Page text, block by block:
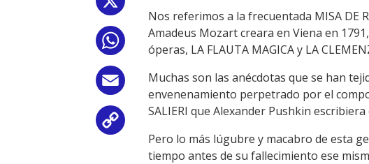
WhatsApp
Email
Link
Nos referimos a la frecuentada MISA DE
Amadeus Mozart creara en Viena en
óperas, LA FLAUTA MAGICA y LA
Muchas son las anécdotas que se han
envenenamiento perpetrado por el
SALIERI que Alexander Pushkin escribiera
Pero lo más lúgubre y macabro de esta
tiempo antes de su fallecimiento ese